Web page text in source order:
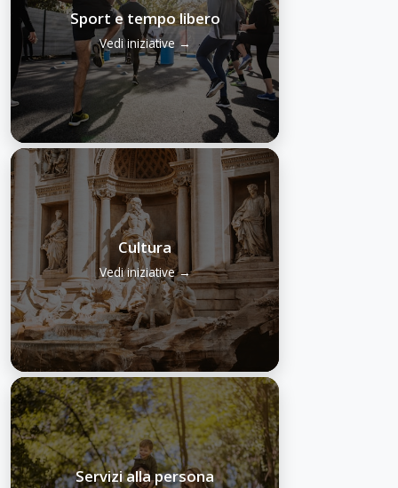
Sport e tempo libero
Vedi iniziative →
Cultura
Vedi iniziative →
Servizi alla persona